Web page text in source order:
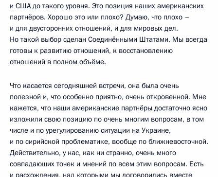
и США до такого уровня. Это позиция наших американских
партнёров. Хорошо это или плохо? Думаю, что плохо –
и для двусторонних отношений, и для мировых дел.
Но такой выбор сделан Соединёнными Штатами. Мы всегда
готовы к развитию отношений, к восстановлению
отношений в полном объёме.
Что касается сегодняшней встречи, она была очень
полезной и, что особенно приятно, очень откровенной. Мне
кажется, что наши американские партнёры достаточно ясно
изложили свою позицию по очень многим вопросам, в том
числе и по урегулированию ситуации на Украине,
и по сирийской проблематике, вообще по ближневосточной.
Действительно, у нас, как ни странно, очень много
совпадающих точек и мнений по всем этим вопросам. Есть
и расхождения, над которыми мы договорились вместе